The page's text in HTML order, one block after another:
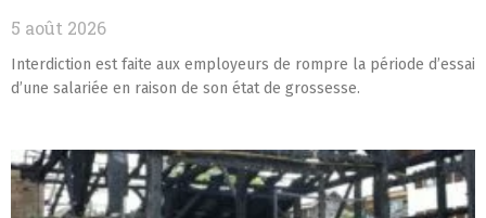
5 août 2026
Interdiction est faite aux employeurs de rompre la période d’essai
d’une salariée en raison de son état de grossesse.